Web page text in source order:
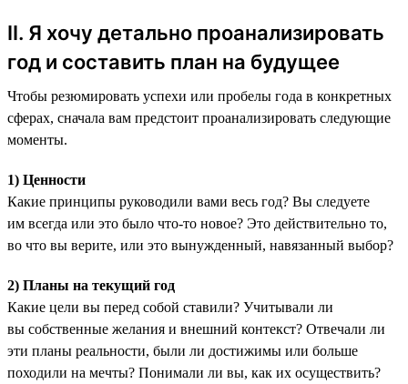
II. Я хочу детально проанализировать
год и составить план на будущее
Чтобы резюмировать успехи или пробелы года в конкретных
сферах, сначала вам предстоит проанализировать следующие
моменты.
1) Ценности
Какие принципы руководили вами весь год? Вы следуете
им всегда или это было что-то новое? Это действительно то,
во что вы верите, или это вынужденный, навязанный выбор?
2) Планы на текущий год
Какие цели вы перед собой ставили? Учитывали ли
вы собственные желания и внешний контекст? Отвечали ли
эти планы реальности, были ли достижимы или больше
походили на мечты? Понимали ли вы, как их осуществить?